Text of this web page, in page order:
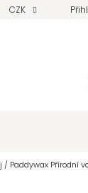
CZK
/ Paddywax Přírodní